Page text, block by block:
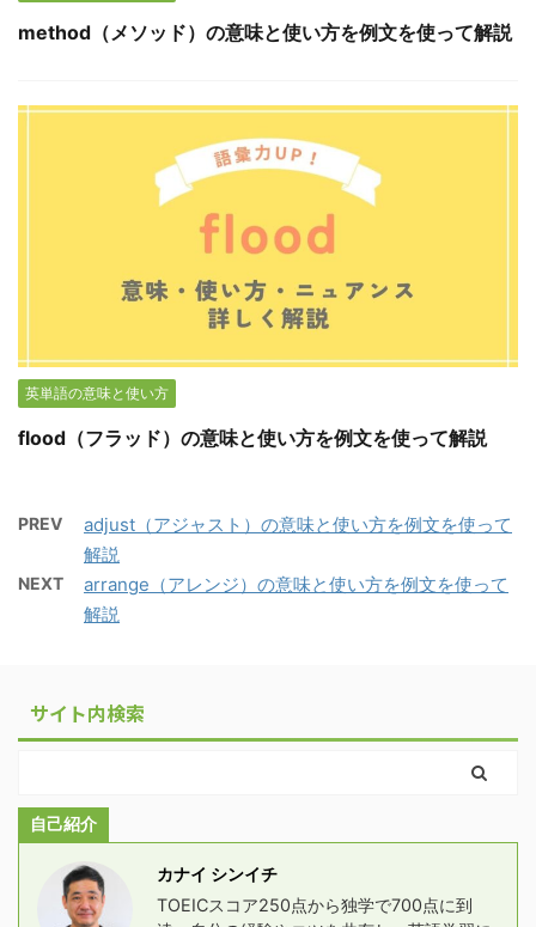
method（メソッド）の意味と使い方を例文を使って解説
英単語の意味と使い方
flood（フラッド）の意味と使い方を例文を使って解説
PREV
adjust（アジャスト）の意味と使い方を例文を使って
解説
NEXT
arrange（アレンジ）の意味と使い方を例文を使って
解説
サイト内検索
自己紹介
カナイ シンイチ
TOEICスコア250点から独学で700点に到